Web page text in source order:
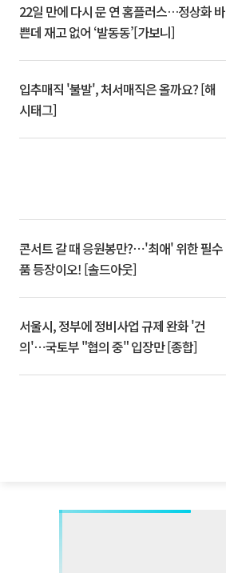
22일 만에 다시 문 연 홈플러스…정상화 바
쁜데 재고 없어 ‘발동동’[가보니]
입추매직 '불발', 처서매직은 올까요? [해
시태그]
콘서트 갈 때 응원봉만?⋯'최애' 위한 필수
품 등장이오! [솔드아웃]
서울시, 정부에 정비사업 규제 완화 '건
의'⋯국토부 "협의 중" 입장만 [종합]